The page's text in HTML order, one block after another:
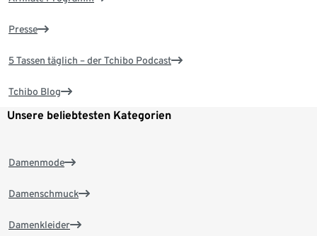
Presse
5 Tassen täglich – der Tchibo Podcast
Tchibo Blog
Unsere beliebtesten Kategorien
Damenmode
Damenschmuck
Damenkleider